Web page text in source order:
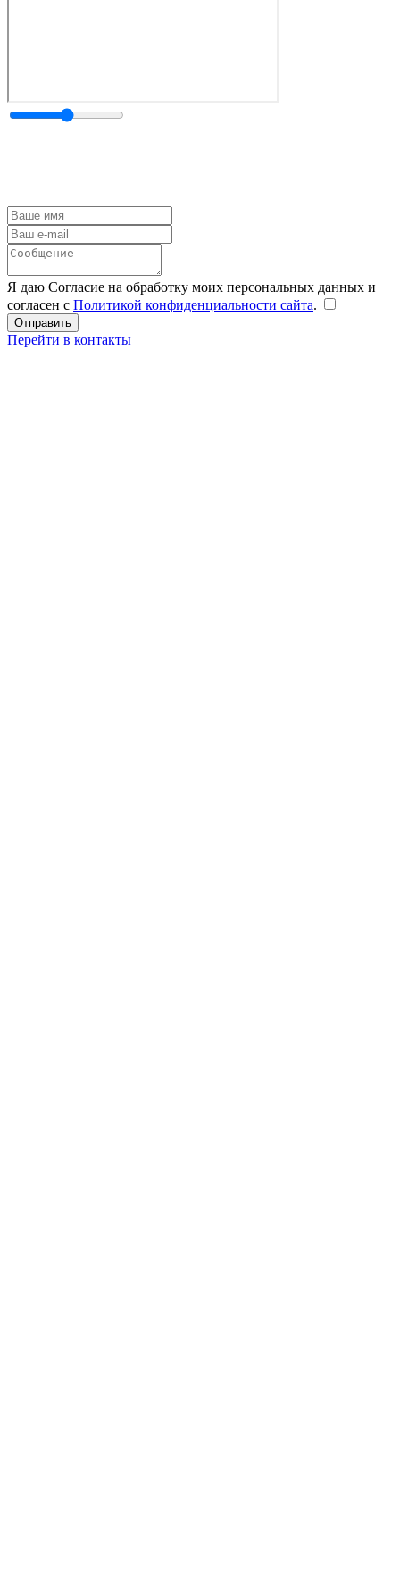
Я даю Согласие на обработку моих персональных данных и
согласен с Политикой конфиденциальности сайта.
Перейти в контакты